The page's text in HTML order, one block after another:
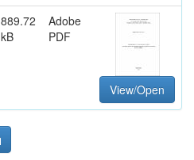
889.72
kB
Adobe
PDF
View/Open